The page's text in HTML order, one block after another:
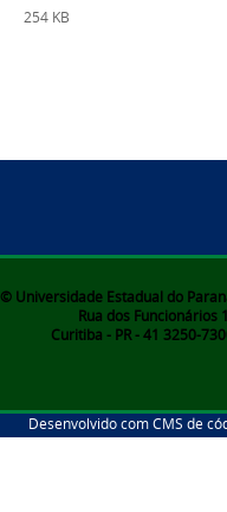
254 KB
© Universidade Estadual do
Rua dos Funcionários
Curitiba - PR - 41 3250-
Desenvolvido com CMS de